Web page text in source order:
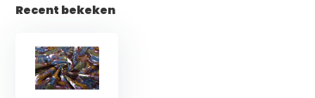
Recent bekeken